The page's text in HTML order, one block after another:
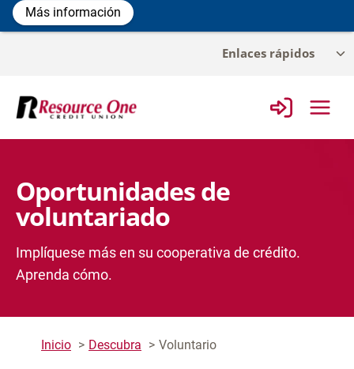
Enlaces rápidos
Oportunidades de
voluntariado
Implíquese más en su cooperativa de crédito.
Aprenda cómo.
Inicio Descubra Voluntario
Más información